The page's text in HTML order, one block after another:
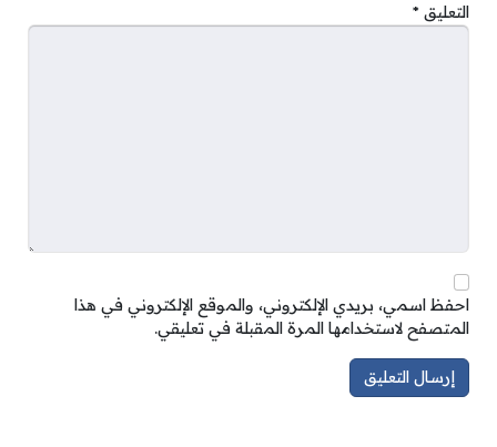
التعليق *
احفظ اسمي، بريدي الإلكتروني، والموقع الإلكتروني في هذا
المتصفح لاستخدامها المرة المقبلة في تعليقي.